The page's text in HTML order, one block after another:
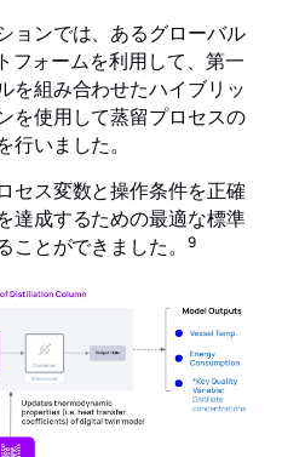
ョンでは、あるグローバル
フォームを利用して、第一
を組み合わせたハイブリッ
を使用して蒸留プロセスの
いました。
セス変数と操作条件を正確
達成するための最適な標準
ことができました。9